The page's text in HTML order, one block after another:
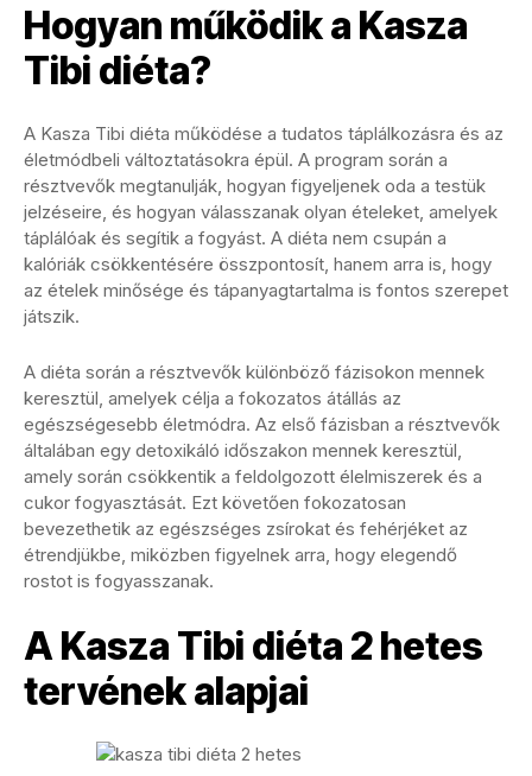
Hogyan működik a Kasza
Tibi diéta?
A Kasza Tibi diéta működése a tudatos táplálkozásra és az
életmódbeli változtatásokra épül. A program során a
résztvevők megtanulják, hogyan figyeljenek oda a testük
jelzéseire, és hogyan válasszanak olyan ételeket, amelyek
táplálóak és segítik a fogyást. A diéta nem csupán a
kalóriák csökkentésére összpontosít, hanem arra is, hogy
az ételek minősége és tápanyagtartalma is fontos szerepet
játszik.
A diéta során a résztvevők különböző fázisokon mennek
keresztül, amelyek célja a fokozatos átállás az
egészségesebb életmódra. Az első fázisban a résztvevők
általában egy detoxikáló időszakon mennek keresztül,
amely során csökkentik a feldolgozott élelmiszerek és a
cukor fogyasztását. Ezt követően fokozatosan
bevezethetik az egészséges zsírokat és fehérjéket az
étrendjükbe, miközben figyelnek arra, hogy elegendő
rostot is fogyasszanak.
A Kasza Tibi diéta 2 hetes
tervének alapjai